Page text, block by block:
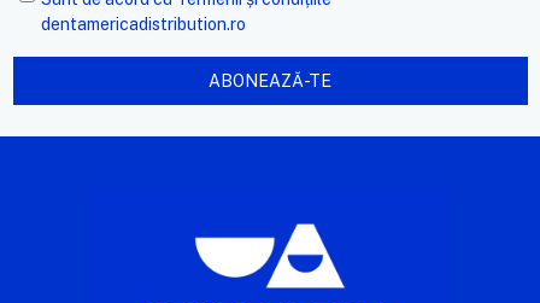
dentamericadistribution.ro